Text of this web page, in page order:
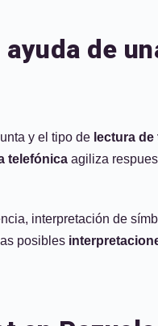
de
y el tipo de lectura de
telefónica agiliza
interpretación de
posibles